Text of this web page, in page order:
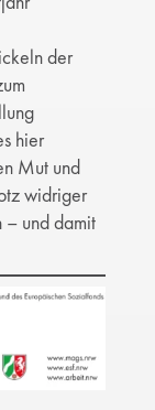
der
hier
Mut und
widriger
– und damit